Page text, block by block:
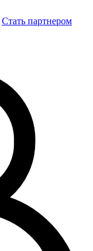
Стать партнером